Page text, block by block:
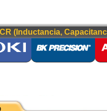
(Inductancia,